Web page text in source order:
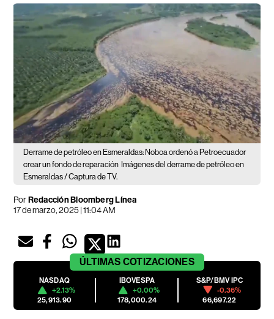
Derrame de petróleo en Esmeraldas: Noboa ordenó a Petroecuador
crear un fondo de reparación Imágenes del derrame de petróleo en
Esmeraldas / Captura de TV.
PorRedacción Bloomberg Línea
17 de marzo, 2025 | 11:04 AM
ÚLTIMAS COTIZACIONES
NASDAQ
+2.13%
25,913.90
IBOVESPA
+0.00%
178,000.24
S&P/BMV IPC
-0.36%
66,697.22